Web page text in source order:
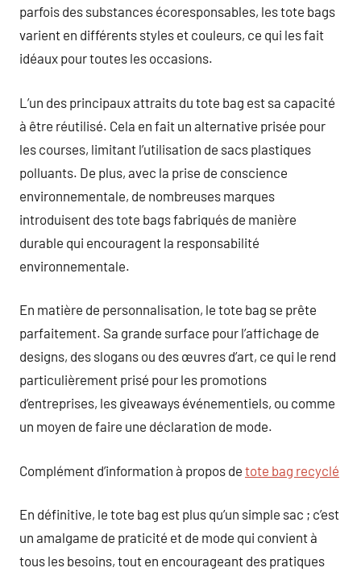
parfois des substances écoresponsables, les tote bags
varient en différents styles et couleurs, ce qui les fait
idéaux pour toutes les occasions.
L’un des principaux attraits du tote bag est sa capacité
à être réutilisé. Cela en fait un alternative prisée pour
les courses, limitant l’utilisation de sacs plastiques
polluants. De plus, avec la prise de conscience
environnementale, de nombreuses marques
introduisent des tote bags fabriqués de manière
durable qui encouragent la responsabilité
environnementale.
En matière de personnalisation, le tote bag se prête
parfaitement. Sa grande surface pour l’affichage de
designs, des slogans ou des œuvres d’art, ce qui le rend
particulièrement prisé pour les promotions
d’entreprises, les giveaways événementiels, ou comme
un moyen de faire une déclaration de mode.
Complément d’information à propos de tote bag recyclé
En définitive, le tote bag est plus qu’un simple sac ; c’est
un amalgame de praticité et de mode qui convient à
tous les besoins, tout en encourageant des pratiques